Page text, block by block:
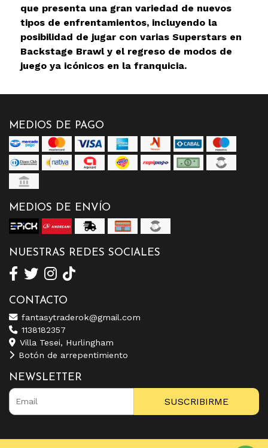
que presenta una gran variedad de nuevos
tipos de enfrentamientos, incluyendo la
posibilidad de jugar con varias Superstars en
Backstage Brawl y el regreso de modos de
juego ya icónicos en la franquicia.
MEDIOS DE PAGO
MEDIOS DE ENVÍO
NUESTRAS REDES SOCIALES
CONTACTO
fantasytraderok@gmail.com
1138182357
Villa Tesei, Hurlingham
Botón de arrepentimiento
NEWSLETTER
SUSCRIBIRME